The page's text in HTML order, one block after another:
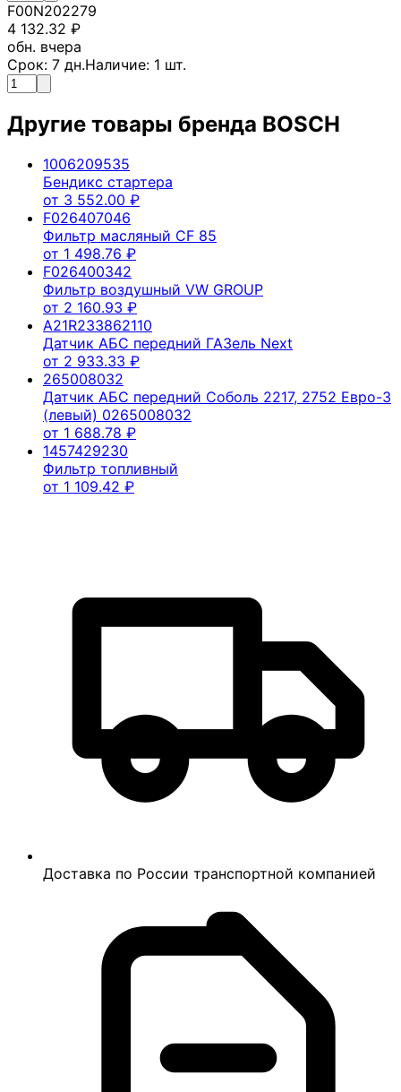
F00N202279
4 132.32 ₽
обн. вчера
Срок: 7 дн.Наличие: 1 шт.
Другие товары бренда BOSCH
1006209535
Бендикс стартера
от 3 552.00 ₽
F026407046
Фильтр масляный CF 85
от 1 498.76 ₽
F026400342
Фильтр воздушный VW GROUP
от 2 160.93 ₽
A21R233862110
Датчик АБС передний ГАЗель Next
от 2 933.33 ₽
265008032
Датчик АБС передний Соболь 2217, 2752 Евро-3
(левый) 0265008032
от 1 688.78 ₽
1457429230
Фильтр топливный
от 1 109.42 ₽
Доставка по России транспортной компанией